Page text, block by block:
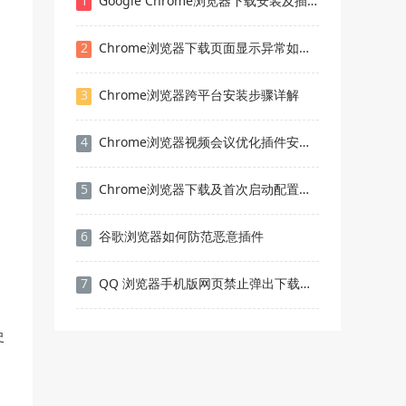
2 Chrome浏览器下载页面显示异常如何检查插件冲突
3 Chrome浏览器跨平台安装步骤详解
4 Chrome浏览器视频会议优化插件安装与使用方法教程
5 Chrome浏览器下载及首次启动配置操作技巧
6 谷歌浏览器如何防范恶意插件
7 QQ 浏览器手机版网页禁止弹出下载提示自动保存文件